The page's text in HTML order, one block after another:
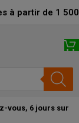
à partir de 1
vous, 6 jours sur